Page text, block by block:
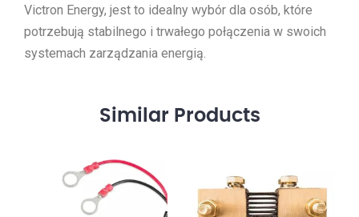
Victron Energy, jest to idealny wybór dla osób, które
potrzebują stabilnego i trwałego połączenia w swoich
systemach zarządzania energią.
Similar Products